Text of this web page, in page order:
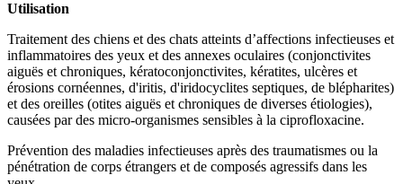
Utilisation
Traitement des chiens et des chats atteints d’affections infectieuses et
inflammatoires des yeux et des annexes oculaires (conjonctivites
aiguës et chroniques, kératoconjonctivites, kératites, ulcères et
érosions cornéennes, d'iritis, d'iridocyclites septiques, de blépharites)
et des oreilles (otites aiguës et chroniques de diverses étiologies),
causées par des micro-organismes sensibles à la ciprofloxacine.
Prévention des maladies infectieuses après des traumatismes ou la
pénétration de corps étrangers et de composés agressifs dans les